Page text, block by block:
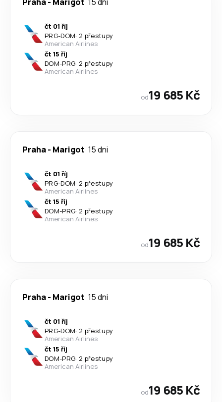
čt 01 říj
PRG-DOM· 2 přestupy
American Airlines
čt 15 říj
DOM-PRG· 2 přestupy
American Airlines
od19 685 Kč
Praha- Marigot 15 dni
čt 01 říj
PRG-DOM· 2 přestupy
American Airlines
čt 15 říj
DOM-PRG· 2 přestupy
American Airlines
od19 685 Kč
Praha- Marigot 15 dni
čt 01 říj
PRG-DOM· 2 přestupy
American Airlines
čt 15 říj
DOM-PRG· 2 přestupy
American Airlines
od19 685 Kč